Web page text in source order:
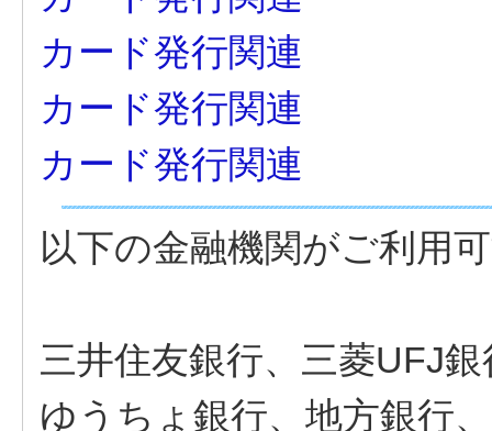
カード発行関連
カード発行関連
カード発行関連
以下の金融機関がご利用
三井住友銀行、三菱UFJ
ゆうちょ銀行、地方銀行